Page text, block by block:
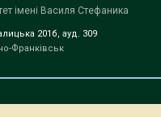
імені Василя Стефаника
201б, ауд. 309
Франківськ